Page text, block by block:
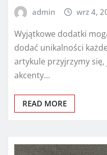
admin wrz 4,
Wyjątkowe dodatki
dodać unikalności
artykule przyjrzymy
akcenty…
READ MORE